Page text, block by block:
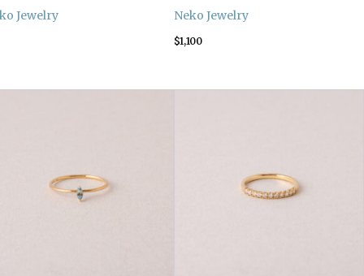
Jewelry Neko Jewelry
$1,100